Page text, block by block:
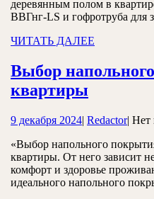
деревянным полом в
ВВГнг-LS и гофротруба для
ЧИТАТЬ ДАЛЕЕ
Выбор
квартиры
для
9 декабря 20249
2024
| Redactor| Нет
«Выбор напольного
квартиры. От него зависит
комфорт и здоровье
идеального напольного